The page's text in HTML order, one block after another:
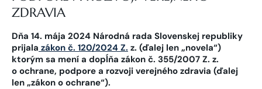
ZDRAVIA
Dňa 14. mája 2024 Národná rada Slovenskej republiky
prijala zákon č. 120/2024 Z. z. (ďalej len „novela“)
ktorým sa mení a dopĺňa zákon č. 355/2007 Z. z.
o ochrane, podpore a rozvoji verejného zdravia (ďalej
len „zákon o ochrane“).